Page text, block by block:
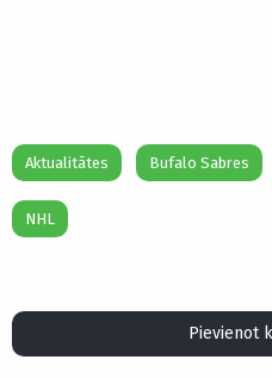
Aktualitātes Bufalo Sabres
NHL
Pievienot